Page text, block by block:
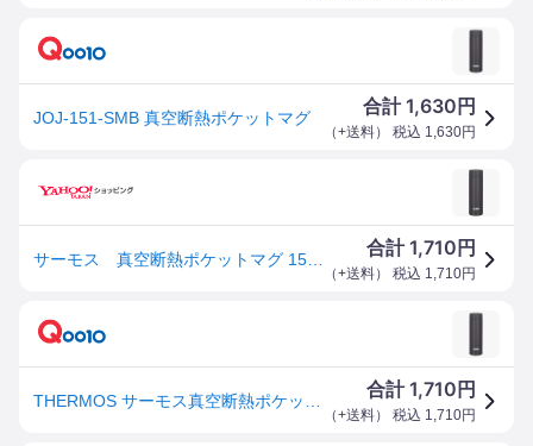
JOJ-151-SMB 真空断熱ポケットマグ
合計1,630 円
（+送料） 税込 1,630円
合計1,710 円
（+送料） 税込 1,710円
合計1,710 円
（+送料） 税込 1,710円